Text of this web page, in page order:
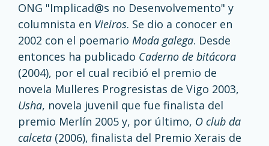
ONG "Implicad@s no Desenvolvemento" y
columnista en Vieiros. Se dio a conocer en
2002 con el poemario Moda galega. Desde
entonces ha publicado Caderno de bitácora
(2004), por el cual recibió el premio de
novela Mulleres Progresistas de Vigo 2003,
Usha, novela juvenil que fue finalista del
premio Merlín 2005 y, por último, O club da
calceta (2006), finalista del Premio Xerais de